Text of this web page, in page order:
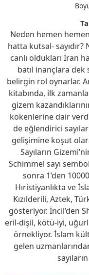
Neden hemen
hatta kutsal- sayıdır?
canlı oldukları İran
batıl inançlara dek
belirgin rol oynarlar.
kitabında, ilk
gizem
kökenlerine dair
de eğlendirici
gelişimine koşut
Sayıların
Schimmel sayı
sonra 1’den
Hıristiyanlıkta ve
Kızılderili, Aztek,
gösteriyor. İncil’den
eril-dişil, kötü-iyi,
örnekliyor. İslam
gelen